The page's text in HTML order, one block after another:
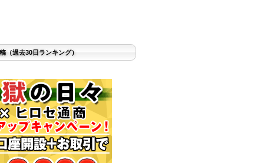
（過去30日ランキング）